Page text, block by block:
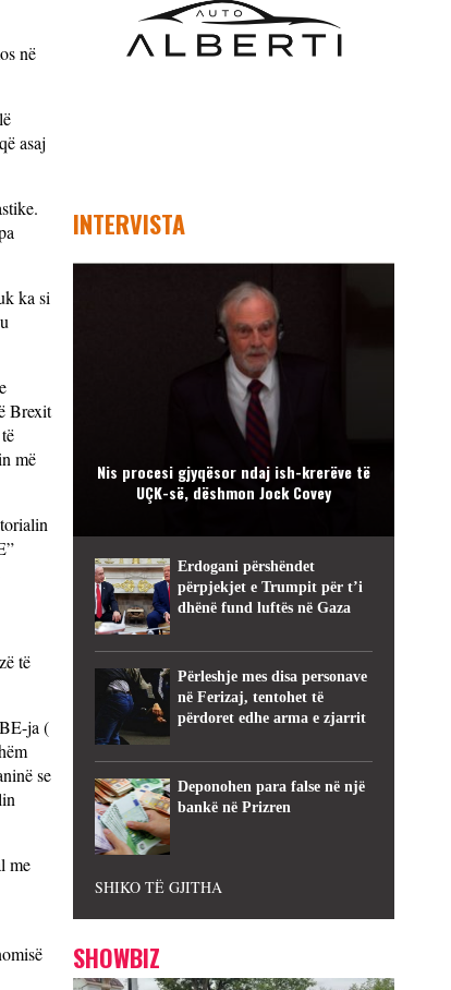
në
asaj
ka si
Brexit
më
të
ja (
se
me
INTERVISTA
Nis procesi gjyqësor ndaj ish-krerëve të
UÇK-së, dëshmon Jock Covey
Erdogani përshëndet
përpjekjet e Trumpit për t’i
dhënë fund luftës në Gaza
Përleshje mes disa personave
në Ferizaj, tentohet të
përdoret edhe arma e zjarrit
Deponohen para false në një
bankë në Prizren
SHIKO TË GJITHA
SHOWBIZ